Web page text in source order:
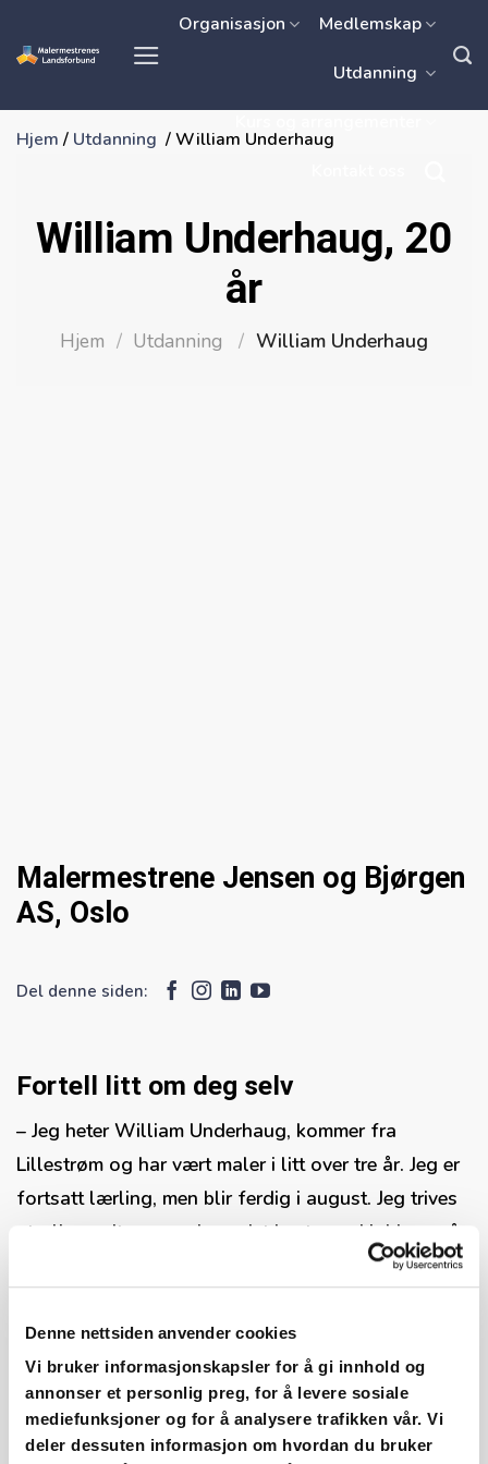
Denne nettsiden anvender cookies
Vi bruker informasjonskapsler for å gi innhold og
annonser et personlig preg, for å levere sosiale
mediefunksjoner og for å analysere trafikken vår. Vi
deler dessuten informasjon om hvordan du bruker
Organisasjon Medlemskap
Utdanning
Hjem / Utdanning /William Underhaug
William Underhaug, 20
år
Hjem / Utdanning / William Underhaug
Malermestrene Jensen og Bjørgen
AS, Oslo
Del denne siden:
Fortell litt om deg selv
– Jeg heter William Underhaug, kommer fra
Lillestrøm og har vært maler i litt over tre år. Jeg er
fortsatt lærling, men blir ferdig i august. Jeg trives
utrolig godt som maler – det beste med jobben må
nok være alle fargene du møter på. Når du tror du
Hva er bakgrunnen din?
– Jeg startet på Bygg- og anleggsteknikk på
Skedsmo. Gikk bare ett år på Vg1 før jeg fikk